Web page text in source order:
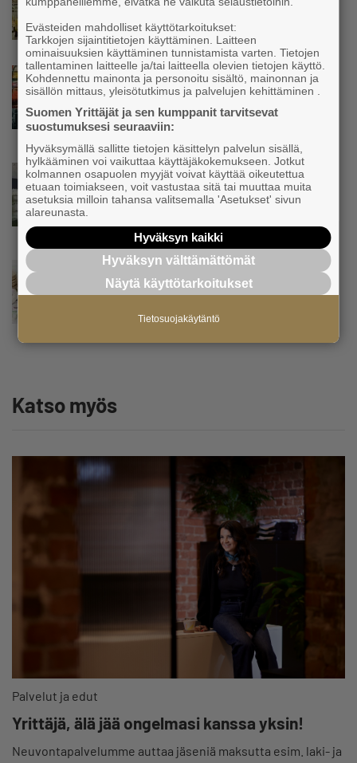
Yrittäjien Mikael Pentikäiseltä YEL-varoitus
Uutinen
Matti Korvela on yrittäjänä harvinaisuus:
”Asiakkainani on eturivin muusikoita niin
Euroopasta kuin Yhdysvalloistakin”
Uutinen
”Herättävät kysymyksen, mikä meitä
suomalaisia vaivaa” – Yrittäjien
sairauspoissaolotilastoa
Uutinen
Tämä erottaa suomalaiset pk-yritykset
”Säästäväisyydestä tehty hyve”
Katso myös
Palvelut ja edut
Yrittäjä, älä jää ongelmasi kanssa yksin!
Neuvontapalvelumme auttaa jäseniä maksutta esim. laki- ja
Evästeiden mahdolliset käyttötarkoitukset:
Tarkkojen sijaintitietojen käyttäminen. Laitteen
ominaisuuksien käyttäminen tunnistamista varten. Tietojen
tallentaminen laitteelle ja/tai laitteella olevien tietojen käyttö.
Kohdennettu mainonta ja personoitu sisältö, mainonnan ja
sisällön mittaus, yleisötutkimus ja palvelujen kehittäminen .
Suomen Yrittäjät ja sen kumppanit tarvitsevat
suostumuksesi seuraaviin:
Hyväksymällä sallitte tietojen käsittelyn palvelun sisällä,
hylkääminen voi vaikuttaa käyttäjäkokemukseen. Jotkut
kolmannen osapuolen myyjät voivat käyttää oikeutettua
etuaan toimiakseen, voit vastustaa sitä tai muuttaa muita
asetuksia milloin tahansa valitsemalla 'Asetukset' sivun
alareunasta.
Hyväksyn kaikki
Hyväksyn välttämättömät
Näytä käyttötarkoitukset
Tietosuojakäytäntö